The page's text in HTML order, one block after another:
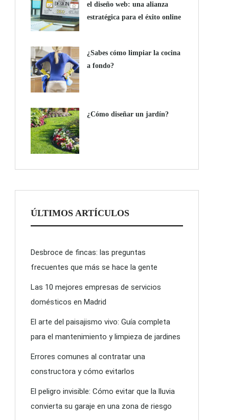
el diseño web: una alianza
estratégica para el éxito online
¿Sabes cómo limpiar la cocina
a fondo?
¿Cómo diseñar un jardín?
ÚLTIMOS ARTÍCULOS
Desbroce de fincas: las preguntas
frecuentes que más se hace la gente
Las 10 mejores empresas de servicios
domésticos en Madrid
El arte del paisajismo vivo: Guía completa
para el mantenimiento y limpieza de jardines
Errores comunes al contratar una
constructora y cómo evitarlos
El peligro invisible: Cómo evitar que la lluvia
convierta su garaje en una zona de riesgo